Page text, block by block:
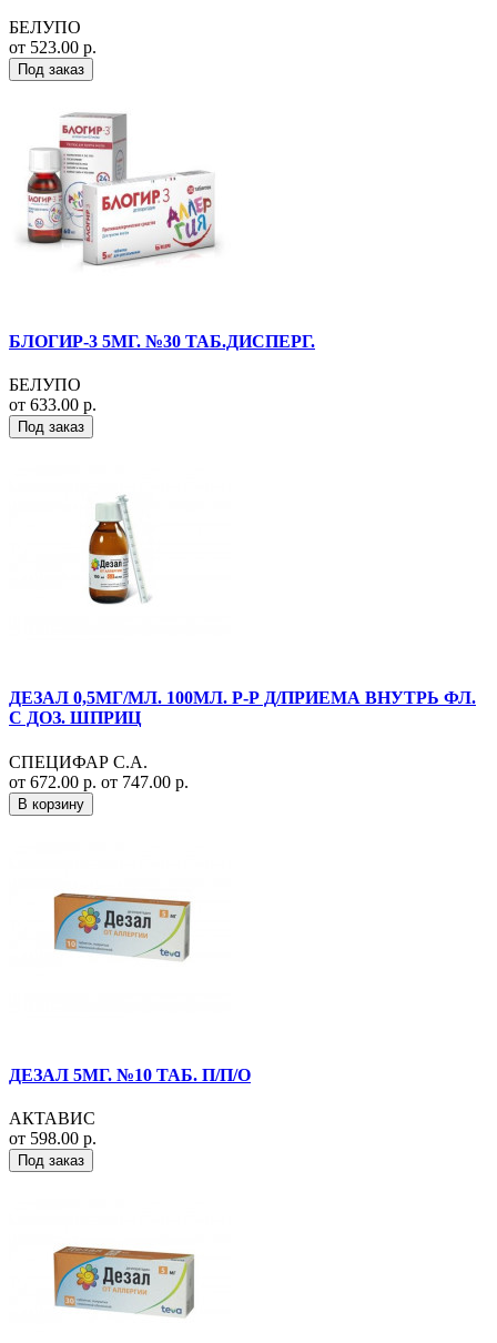
БЕЛУПО
от 523.00 р.
Под заказ
БЛОГИР-3 5МГ. №30 ТАБ.ДИСПЕРГ.
БЕЛУПО
от 633.00 р.
Под заказ
ДЕЗАЛ 0,5МГ/МЛ. 100МЛ. Р-Р Д/ПРИЕМА ВНУТРЬ ФЛ.
С ДОЗ. ШПРИЦ
СПЕЦИФАР С.А.
от 672.00 р. от 747.00 р.
В корзину
ДЕЗАЛ 5МГ. №10 ТАБ. П/П/О
АКТАВИС
от 598.00 р.
Под заказ